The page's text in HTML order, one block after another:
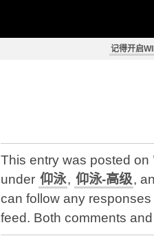
记得开启
This entry was posted on
under 仰泳, 仰泳-高级,
can follow any
feed. Both comments